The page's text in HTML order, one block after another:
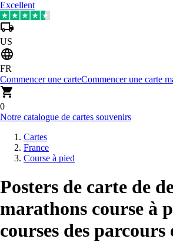
Excellent
US
FR
Commencer une carteCommencer une carte
0
Notre catalogue de cartes souvenirs
Cartes
France
Course à pied
Posters de carte de
marathons course à
courses des parcours